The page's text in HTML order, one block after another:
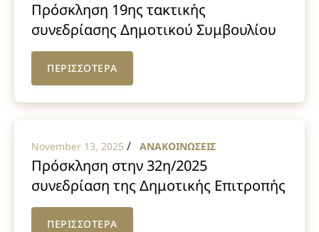
Πρόσκληση 19ης τακτικής
συνεδρίασης Δημοτικού Συμβουλίου
2025
ΠΕΡΙΣΣΟΤΕΡΑ
November 13, 2025 / ΑΝΑΚΟΙΝΩΣΕΙΣ
Πρόσκληση στην 32η/2025
συνεδρίαση της Δημοτικής Επιτροπής
ΠΕΡΙΣΣΟΤΕΡΑ